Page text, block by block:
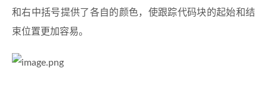
和右中括号提供了各自的颜色，使跟踪代码块的起始和结
束位置更加容易。